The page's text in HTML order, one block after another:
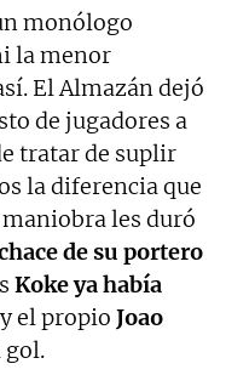
monólogo
la menor
El Almazán dejó
de jugadores a
tratar de suplir
la diferencia que
les duró
de su portero
Koke ya había
y el propio Joao
gol.